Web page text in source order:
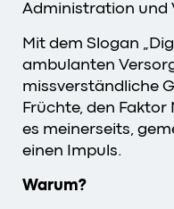
Administration und
Mit dem Slogan
ambulanten
missverständliche
Früchte, den Faktor
es meinerseits,
einen Impuls.
Warum?